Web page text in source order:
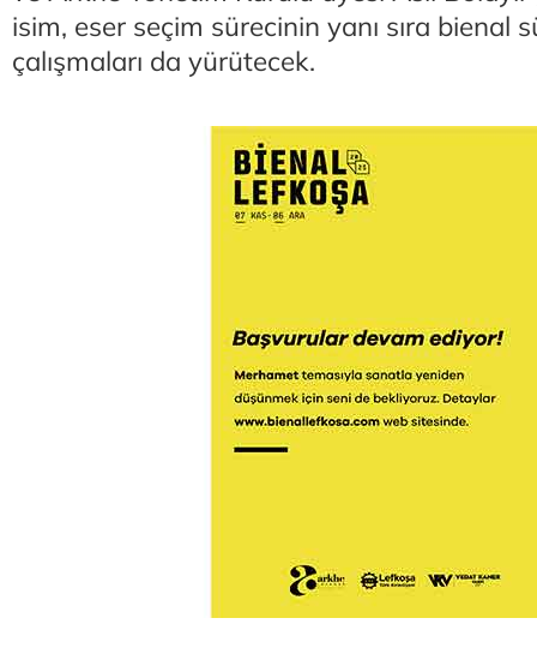
isim, eser seçim sürecinin yanı sıra bienal
çalışmaları da yürütecek.